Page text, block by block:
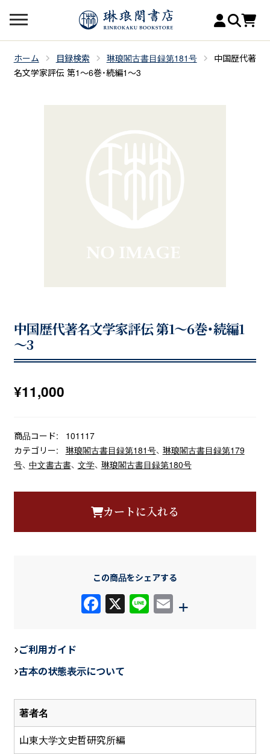
ホーム 目録検索 琳琅閣古書目録第181号
中国歴代著
名文学家評伝 第1～6巻・続編1～3
中国歴代著名文学家評伝 第1～6巻・続編1
～3
¥11,000
商品コード:
101117
カテゴリー:
琳琅閣古書目録第181号、 琳琅閣古書目録第179
号、 中文書古書、 文学、 琳琅閣古書目録第180号
著者名
山東大学文史哲研究所編
カートに入れる
この商品をシェアする
F
e
b
o
o
k
X Li E
+
ご利用ガイド
古本の状態表示について